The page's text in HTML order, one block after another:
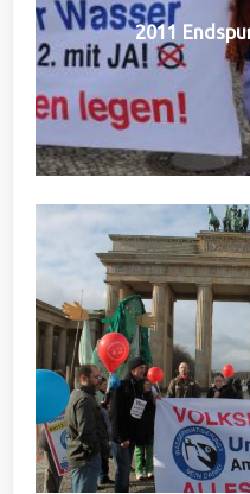
2011